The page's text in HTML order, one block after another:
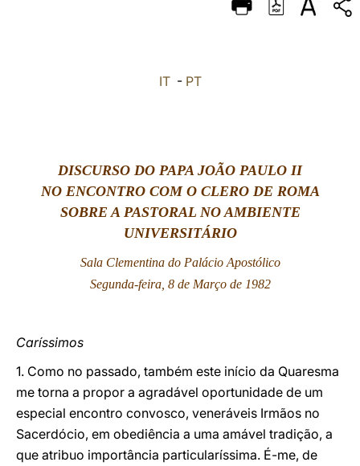
DEUTSCH
IT- PT
DISCURSO DO PAPA JOÃO PAULO II
NO ENCONTRO COM O CLERO DE ROMA
SOBRE A PASTORAL NO AMBIENTE
UNIVERSITÁRIO
Sala Clementina do Palácio Apostólico
Segunda-feira, 8 de Março de 1982
Caríssimos
1. Como no passado, também este início da Quaresma
me torna a propor a agradável oportunidade de um
especial encontro convosco, veneráveis Irmãos no
Sacerdócio, em obediência a uma amável tradição, a
que atribuo importância particularíssima. É-me, de